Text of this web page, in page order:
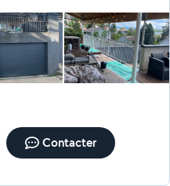
n'y a aucune prestation à
Contacter